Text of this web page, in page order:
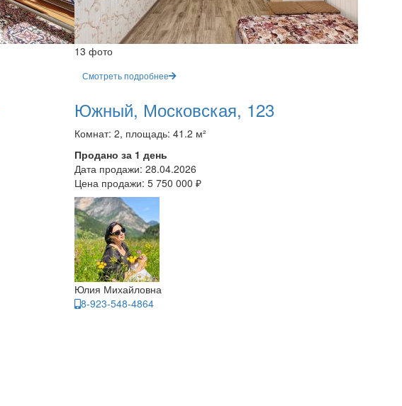
13 фото
Смотреть подробнее
Южный, Московская, 123
Комнат: 2, площадь: 41.2 м²
Продано за 1 день
Дата продажи: 28.04.2026
Цена продажи: 5 750 000 ₽
Юлия Михайловна
8-923-548-4864